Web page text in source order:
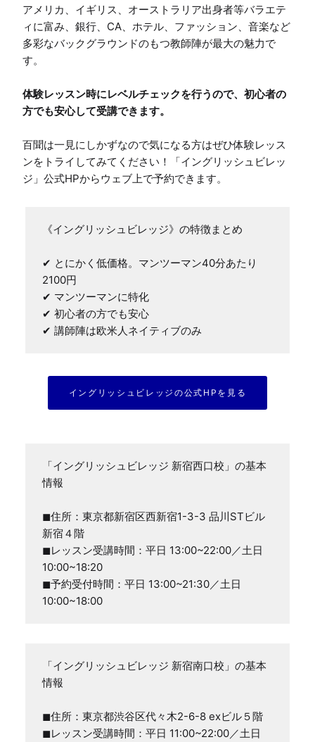
アメリカ、イギリス、オーストラリア出身者等バラエテ
ィに富み、銀行、CA、ホテル、ファッション、音楽など
多彩なバックグラウンドのもつ教師陣が最大の魅力で
す。
体験レッスン時にレベルチェックを行うので、初心者の
方でも安心して受講できます。
百聞は一見にしかずなので気になる方はぜひ体験レッス
ンをトライしてみてください！「イングリッシュビレッ
ジ」公式HPからウェブ上で予約できます。
《イングリッシュビレッジ》の特徴まとめ
✔ とにかく低価格。マンツーマン40分あたり
2100円
✔ マンツーマンに特化
✔ 初心者の方でも安心
✔ 講師陣は欧米人ネイティブのみ
イングリッシュビレッジの公式HPを見る
「イングリッシュビレッジ 新宿西口校」の基本
情報
◼住所：東京都新宿区西新宿1-3-3 品川STビル
新宿４階
◼レッスン受講時間：平日 13:00~22:00／土日
10:00~18:20
◼予約受付時間：平日 13:00~21:30／土日
10:00~18:00
「イングリッシュビレッジ 新宿南口校」の基本
情報
◼住所：東京都渋谷区代々木2-6-8 exビル５階
◼レッスン受講時間：平日 11:00~22:00／土日